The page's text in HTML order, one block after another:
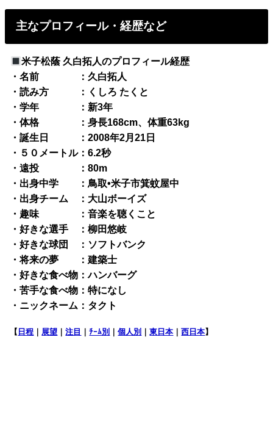
主なプロフィール・経歴など
米子松蔭 久白拓人のプロフィール経歴
・名前 ：久白拓人
・読み方 ：くしろ たくと
・学年 ：新3年
・体格 ：身長168cm、体重63kg
・誕生日 ：2008年2月21日
・５０メートル：6.2秒
・遠投 ：80m
・出身中学 ：鳥取•米子市箕蚊屋中
・出身チーム ：大山ボーイズ
・趣味 ：音楽を聴くこと
・好きな選手 ：柳田悠岐
・好きな球団 ：ソフトバンク
・将来の夢 ：建築士
・好きな食べ物：ハンバーグ
・苦手な食べ物：特になし
・ニックネーム：タクト
【 日程 ｜ 展望 ｜注目 ｜ﾁｰﾑ別 ｜個人別 ｜東日本 ｜西日本】